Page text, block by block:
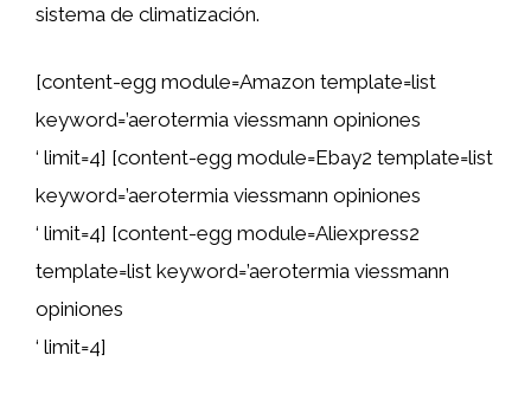
sistema de climatización.
[content-egg module=Amazon template=list
keyword=’aerotermia viessmann opiniones
‘ limit=4] [content-egg module=Ebay2 template=list
keyword=’aerotermia viessmann opiniones
‘ limit=4] [content-egg module=Aliexpress2
template=list keyword=’aerotermia viessmann
opiniones
‘ limit=4]